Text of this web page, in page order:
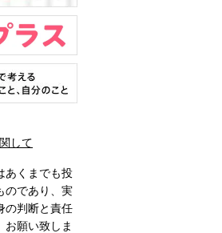
して
あくまでも投
のであり、実
の判断と責任
お願い致しま